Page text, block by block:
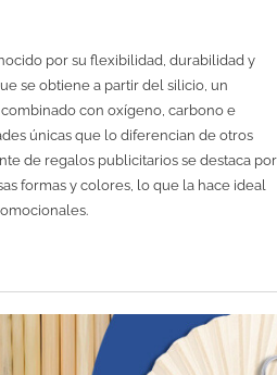
por su flexibilidad, durabilidad y
se obtiene a partir del silicio, un
con oxígeno, carbono e
únicas que lo diferencian de otros
de regalos publicitarios se destaca por
formas y colores, lo que la hace ideal